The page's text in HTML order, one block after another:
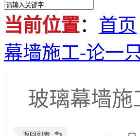
当前位置： 首页
幕墙施工-论一
玻璃幕墙施